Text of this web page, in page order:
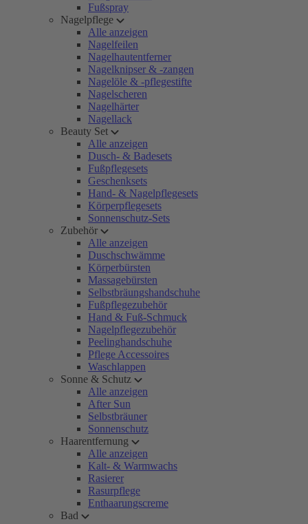
Fußspray
Nagelpflege
Alle anzeigen
Nagelfeilen
Nagelhautentferner
Nagelknipser & -zangen
Nagelöle & -pflegestifte
Nagelscheren
Nagelhärter
Nagellack
Beauty Set
Alle anzeigen
Dusch- & Badesets
Fußpflegesets
Geschenksets
Hand- & Nagelpflegesets
Körperpflegesets
Sonnenschutz-Sets
Zubehör
Alle anzeigen
Duschschwämme
Körperbürsten
Massagebürsten
Selbstbräungshandschuhe
Fußpflegezubehör
Hand & Fuß-Schmuck
Nagelpflegezubehör
Peelinghandschuhe
Pflege Accessoires
Waschlappen
Sonne & Schutz
Alle anzeigen
After Sun
Selbstbräuner
Sonnenschutz
Haarentfernung
Alle anzeigen
Kalt- & Warmwachs
Rasierer
Rasurpflege
Enthaarungscreme
Bad